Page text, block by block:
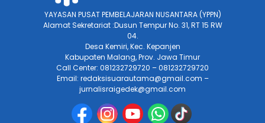
YAYASAN PUSAT PEMBELAJARAN NUSANTARA (YPPN)
Alamat Sekretariat :Dusun Tempur No. 31, RT 15 RW
04.
Desa Kemiri, Kec. Kepanjen
Kabupaten Malang, Prov. Jawa Timur
Call Center: 081232729720 – 081232729720
Email: redaksisuarautama@gmail.com –
jurnalisraigedek@gmail.com